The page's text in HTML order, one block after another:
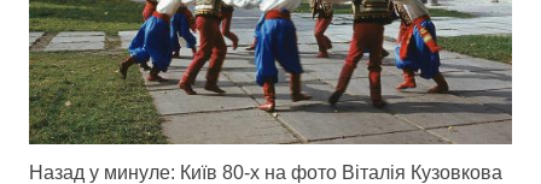
Назад у минуле: Київ 80-х на фото Віталія Кузовкова